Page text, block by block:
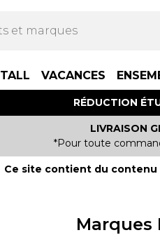
TALL VACANCES
RÉDUCTION
LIVRAISON
*Pour toute
Ce site contient du contenu
Marques